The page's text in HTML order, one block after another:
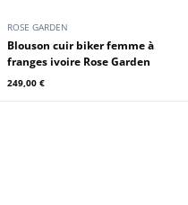
ROSE GARDEN
Blouson cuir biker femme à
franges ivoire Rose Garden
249,00 €